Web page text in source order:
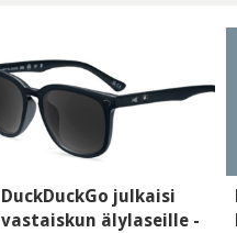
DuckDuckGo julkaisi
vastaiskun älylaseille -